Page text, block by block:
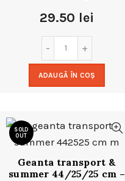
29.50 lei
ADAUGĂ ÎN COȘ
SOLD
OUT
Geanta transport &
summer 44/25/25 cm –